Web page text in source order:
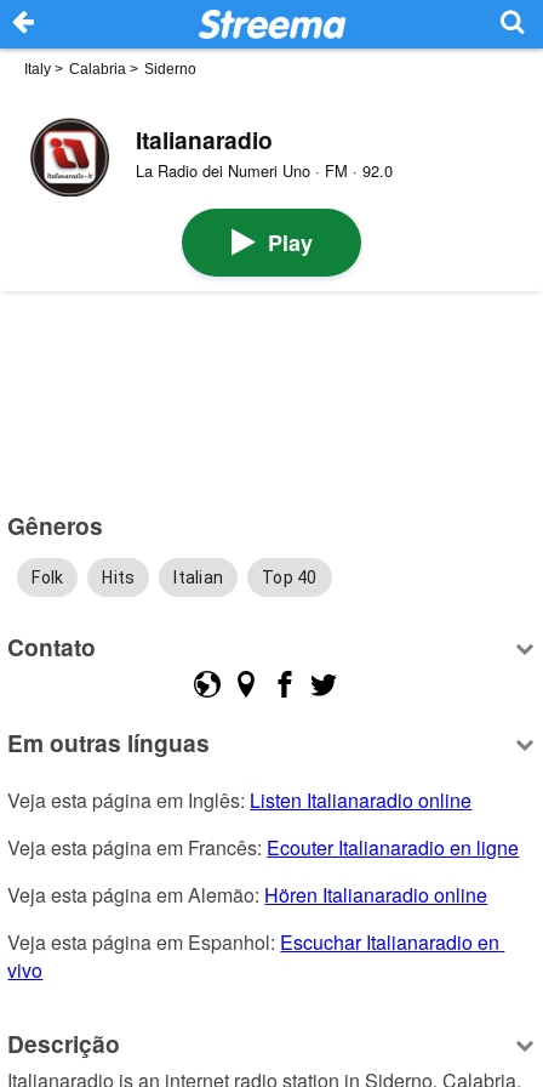
Italy > Calabria > Siderno
Italianaradio
La Radio dei Numeri Uno · FM · 92.0
Play
Gêneros
Folk Hits Italian Top 40
Contato
Em outras línguas
Veja esta página em Inglês: Listen Italianaradio online
Veja esta página em Francês: Ecouter Italianaradio en ligne
Veja esta página em Alemão: Hören Italianaradio online
Veja esta página em Espanhol: Escuchar Italianaradio en
vivo
Descrição
Italianaradio is an internet radio station in Siderno, Calabria,